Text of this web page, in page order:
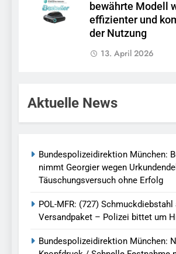
bewährte Modell
effizienter und
der Nutzung
13. April 2026
Aktuelle News
Bundespolizeidirektion München:
nimmt Georgier wegen
Täuschungsversuch ohne Erfolg
POL-MFR: (727) Schmuckdiebstahl
Versandpaket – Polizei bittet um
Bundespolizeidirektion München: